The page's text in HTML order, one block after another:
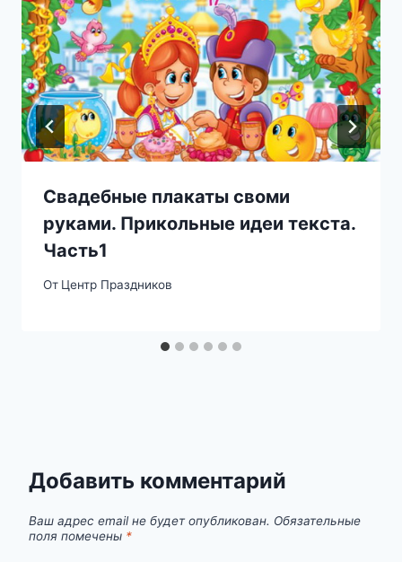
Свадебные плакаты своми
руками. Прикольные идеи текста.
Часть1
От Центр Праздников
Добавить комментарий
Ваш адрес email не будет опубликован. Обязательные
поля помечены *